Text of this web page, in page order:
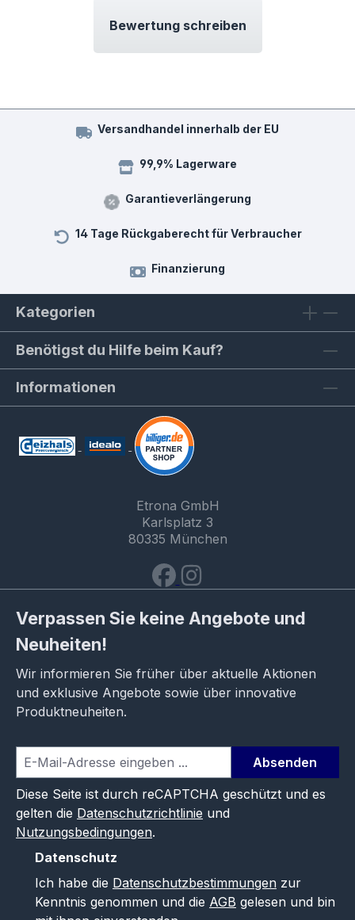
Bewertung schreiben
Versandhandel innerhalb der EU
99,9% Lagerware
Garantieverlängerung
14 Tage Rückgaberecht für Verbraucher
Finanzierung
Kategorien
Benötigst du Hilfe beim Kauf?
Informationen
Etrona GmbH
Karlsplatz 3
80335 München
Verpassen Sie keine Angebote und
Neuheiten!
Wir informieren Sie früher über aktuelle Aktionen
und exklusive Angebote sowie über innovative
Produktneuheiten.
Absenden
Diese Seite ist durch reCAPTCHA geschützt und es
gelten die Datenschutzrichtlinie und
Nutzungsbedingungen.
Datenschutz
Ich habe die Datenschutzbestimmungen zur
Kenntnis genommen und die AGB gelesen und bin